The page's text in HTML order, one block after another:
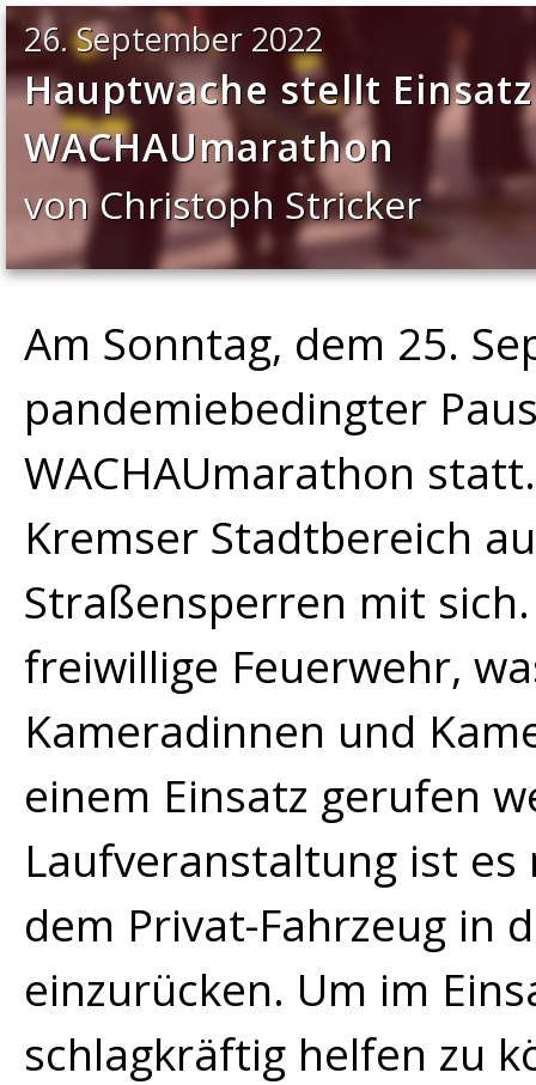
26. September 2022
Hauptwache stellt
WACHAUmarathon
von Christoph Stricker
Am Sonntag, dem 25.
pandemiebedingter
WACHAUmarathon
Kremser Stadtbereich
Straßensperren mit
freiwillige Feuerwehr,
Kameradinnen und
einem Einsatz gerufen
Laufveranstaltung ist
dem Privat-Fahrzeug in
einzurücken. Um im
schlagkräftig helfen zu